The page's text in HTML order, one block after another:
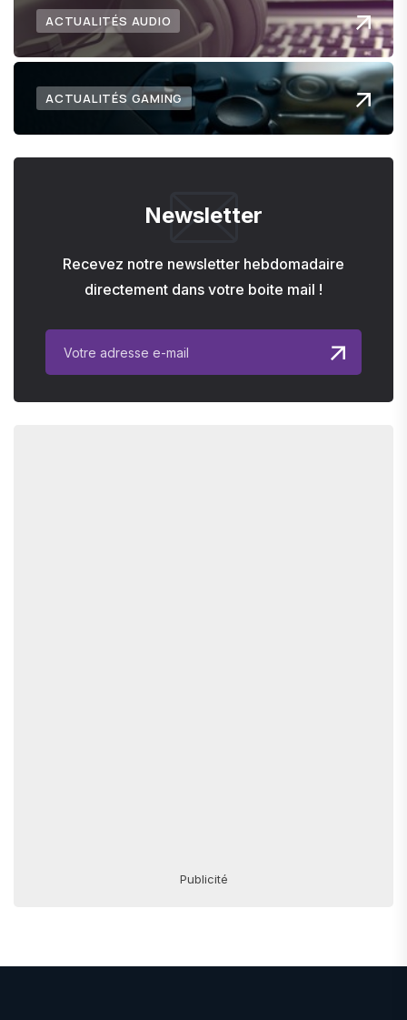
ACTUALITÉS AUDIO
ACTUALITÉS GAMING
Newsletter
Recevez notre newsletter hebdomadaire
directement dans votre boite mail !
Publicité